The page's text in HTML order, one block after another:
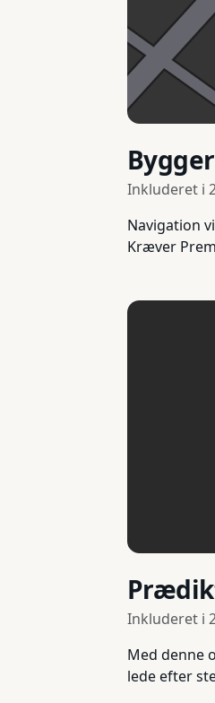
Inkluderet i
Navigation
Kræver
Inkluderet i
Med denne
lede efter